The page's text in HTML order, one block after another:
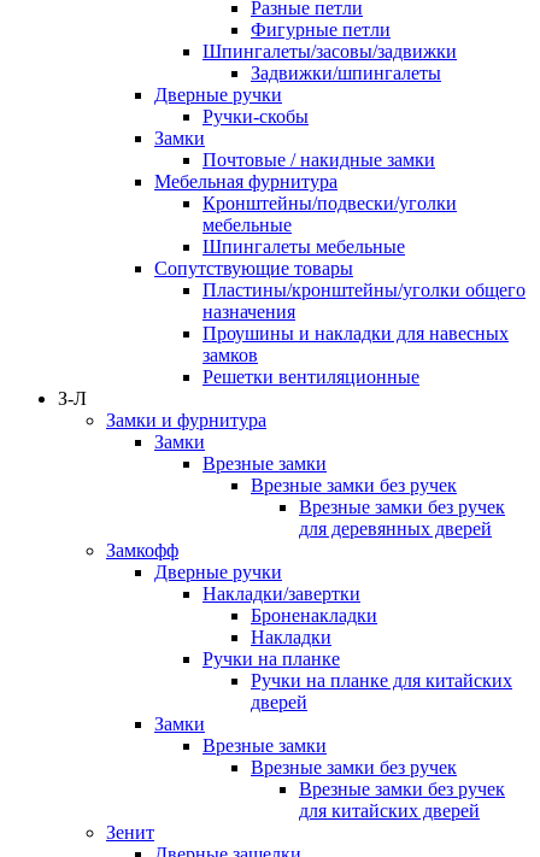
Разные петли
Фигурные петли
Шпингалеты/засовы/задвижки
Задвижки/шпингалеты
Дверные ручки
Ручки-скобы
Замки
Почтовые / накидные замки
Мебельная фурнитура
Кронштейны/подвески/уголки
мебельные
Шпингалеты мебельные
Сопутствующие товары
Пластины/кронштейны/уголки общего
назначения
Проушины и накладки для навесных
замков
Решетки вентиляционные
З-Л
Замки и фурнитура
Замки
Врезные замки
Врезные замки без ручек
Врезные замки без ручек
для деревянных дверей
Замкофф
Дверные ручки
Накладки/завертки
Броненакладки
Накладки
Ручки на планке
Ручки на планке для китайских
дверей
Замки
Врезные замки
Врезные замки без ручек
Врезные замки без ручек
для китайских дверей
Зенит